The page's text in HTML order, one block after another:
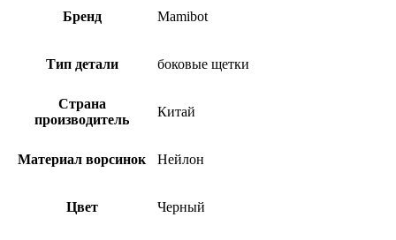
Бренд Mamibot
Тип детали боковые щетки
Страна
производитель
Китай
Материал ворсинок Нейлон
Цвет Черный